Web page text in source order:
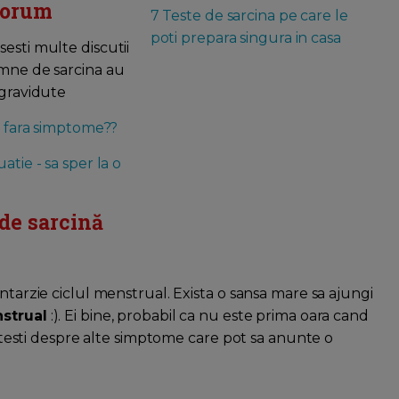
multe discutii
de sarcina au
fara simptome??
- sa sper la o
7 Teste de sarcina pe care le
poti prepara singura in casa
sarcină
ciclul menstrual. Exista o sansa mare sa ajungi
:). Ei bine, probabil ca nu este prima oara cand
despre alte simptome care pot sa anunte o